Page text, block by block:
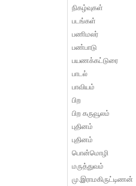
நிகழ்வுகள்
படங்கள்
பணிமலர்
பண்பாடு
பயணக்கட்டுரை
பாடல்
பாவியம்
பிற
பிற கருவூலம்
புதினம்
புதினம்
பொன்மொழி
மருத்துவம்
மு.இராமகிருட்டிணன்